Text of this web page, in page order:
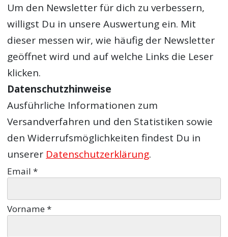
Um den Newsletter für dich zu verbessern,
willigst Du in unsere Auswertung ein. Mit
dieser messen wir, wie häufig der Newsletter
geöffnet wird und auf welche Links die Leser
klicken.
Datenschutzhinweise
Ausführliche Informationen zum
Versandverfahren und den Statistiken sowie
den Widerrufsmöglichkeiten findest Du in
unserer Datenschutzerklärung.
Email*
Vorname*